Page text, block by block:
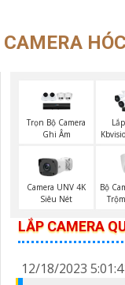
CAMERA
Trọn Bộ Camera
Ghi Âm
Camera UNV 4K
Siêu Nét
Bộ
LẮP CAMERA
12/18/2023